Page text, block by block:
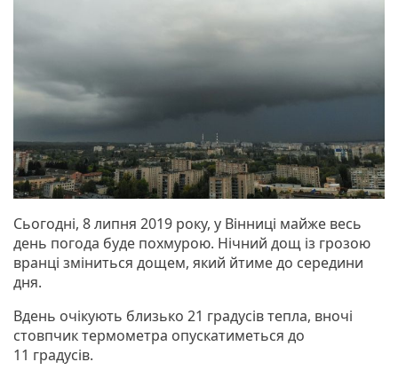
Сьогодні, 8 липня 2019 року, у Вінниці майже весь
день погода буде похмурою. Нічний дощ із грозою
вранці зміниться дощем, який йтиме до середини
дня.
Вдень очікують близько 21 градусів тепла, вночі
стовпчик термометра опускатиметься до
11 градусів.